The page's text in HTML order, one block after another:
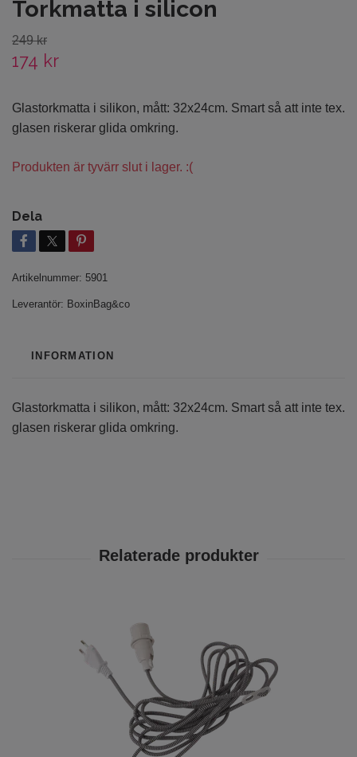
Torkmatta i silicon
249 kr
174 kr
Glastorkmatta i silikon, mått: 32x24cm. Smart så att inte tex.
glasen riskerar glida omkring.
Produkten är tyvärr slut i lager. :(
Dela
Artikelnummer: 5901
Leverantör: BoxinBag&co
INFORMATION
Glastorkmatta i silikon, mått: 32x24cm. Smart så att inte tex.
glasen riskerar glida omkring.